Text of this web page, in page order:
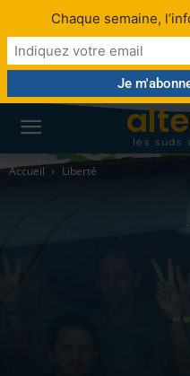
les suds
Accueil Liberté
Chaque semaine,